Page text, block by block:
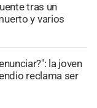
tras un
y varios
la joven
reclama ser